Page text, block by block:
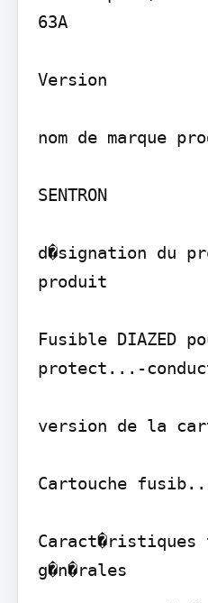
63A
Version
nom de marque
SENTRON
d�signation du
produit
Fusible DIAZED
protect...-
version de la
Cartouche
Caract�ristiques